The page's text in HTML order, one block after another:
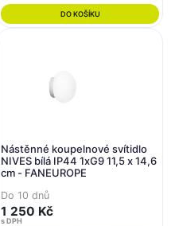
DO KOŠÍKU
Nástěnné koupelnové svítidlo
NIVES bílá IP44 1xG9 11,5 x 14,6
cm - FANEUROPE
Do 10 dnů
1 250 Kč
s DPH